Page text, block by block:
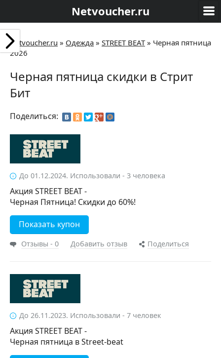
Netvoucher.ru
Netvoucher.ru » Одежда » STREET BEAT» Черная пятница
2026
Черная пятница скидки в Стрит
Бит
Поделиться:
До 01.12.2024. Использовали - 3 человека
Акция STREET BEAT -
Черная Пятница! Скидки до 60%!
Показать купон
Отзывы - 0 Добавить отзыв Поделиться
До 26.11.2023. Использовали - 7 человек
Акция STREET BEAT -
Черная пятница в Street-beat